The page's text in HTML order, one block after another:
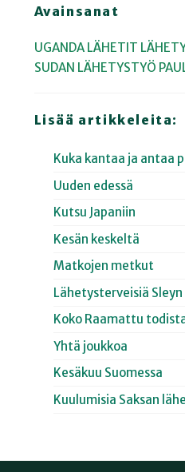
Avainsanat
UGANDA LÄHETIT
SUDAN LÄHETYSTYÖ
Lisää artikkeleita:
Kuka kantaa ja antaa
Uuden edessä
Kutsu Japaniin
Kesän keskeltä
Matkojen metkut
Lähetysterveisiä
Koko Raamattu
Yhtä joukkoa
Kesäkuu Suomessa
Kuulumisia Saksan